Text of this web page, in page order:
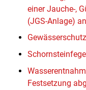
einer Jauche-,
(JGS-Anlage)
Festsetzung